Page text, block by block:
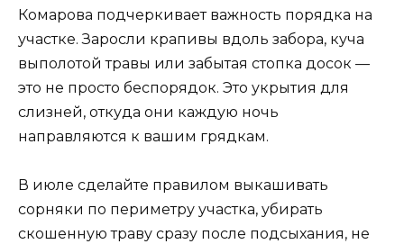
Комарова подчеркивает важность порядка на
участке. Заросли крапивы вдоль забора, куча
выполотой травы или забытая стопка досок —
это не просто беспорядок. Это укрытия для
слизней, откуда они каждую ночь
направляются к вашим грядкам.
В июле сделайте правилом выкашивать
сорняки по периметру участка, убирать
скошенную траву сразу после подсыхания, не